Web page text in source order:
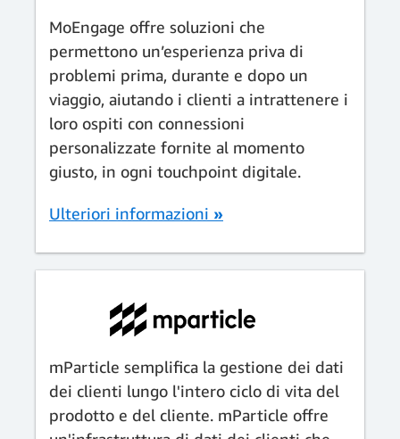
MoEngage offre soluzioni che
permettono un’esperienza priva di
problemi prima, durante e dopo un
viaggio, aiutando i clienti a intrattenere i
loro ospiti con connessioni
personalizzate fornite al momento
giusto, in ogni touchpoint digitale.
Ulteriori informazioni »
mParticle semplifica la gestione dei dati
dei clienti lungo l'intero ciclo di vita del
prodotto e del cliente. mParticle offre